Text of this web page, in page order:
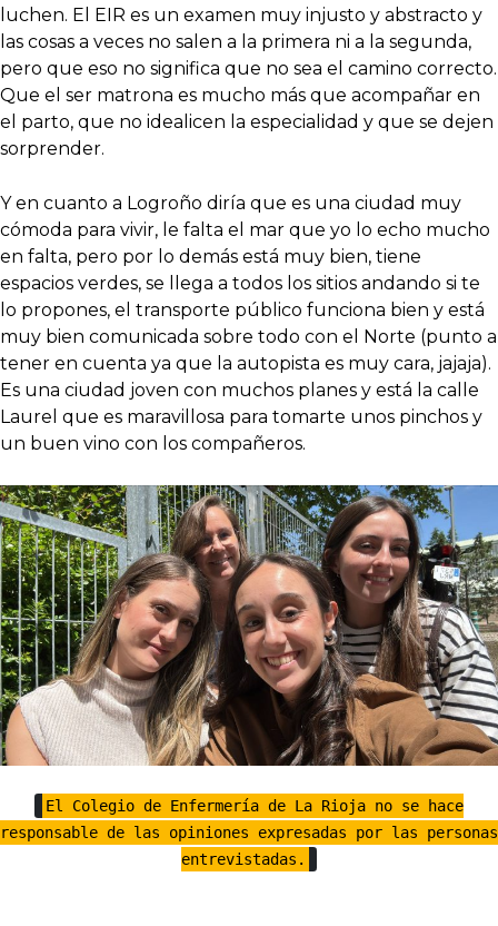
luchen. El EIR es un examen muy injusto y abstracto y
las cosas a veces no salen a la primera ni a la segunda,
pero que eso no significa que no sea el camino correcto.
Que el ser matrona es mucho más que acompañar en
el parto, que no idealicen la especialidad y que se dejen
sorprender.
Y en cuanto a Logroño diría que es una ciudad muy
cómoda para vivir, le falta el mar que yo lo echo mucho
en falta, pero por lo demás está muy bien, tiene
espacios verdes, se llega a todos los sitios andando si te
lo propones, el transporte público funciona bien y está
muy bien comunicada sobre todo con el Norte (punto a
tener en cuenta ya que la autopista es muy cara, jajaja).
Es una ciudad joven con muchos planes y está la calle
Laurel que es maravillosa para tomarte unos pinchos y
un buen vino con los compañeros.
El Colegio de Enfermería de La Rioja no se hace
responsable de las opiniones expresadas por las personas
entrevistadas.